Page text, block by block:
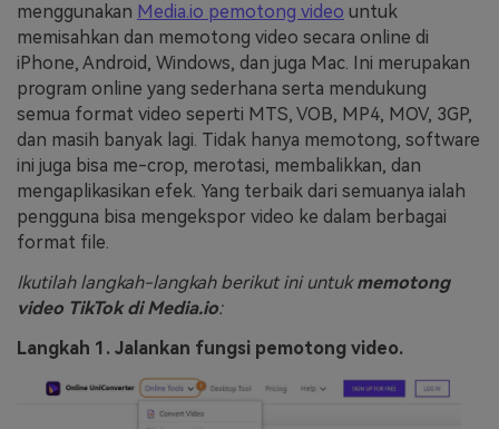
menggunakan Media.io pemotong video untuk
memisahkan dan memotong video secara online di
iPhone, Android, Windows, dan juga Mac. Ini merupakan
program online yang sederhana serta mendukung
semua format video seperti MTS, VOB, MP4, MOV, 3GP,
dan masih banyak lagi. Tidak hanya memotong, software
ini juga bisa me-crop, merotasi, membalikkan, dan
mengaplikasikan efek. Yang terbaik dari semuanya ialah
pengguna bisa mengekspor video ke dalam berbagai
format file.
Ikutilah langkah-langkah berikut ini untukmemotong
video TikTok di Media.io:
Langkah 1. Jalankan fungsi pemotong video.